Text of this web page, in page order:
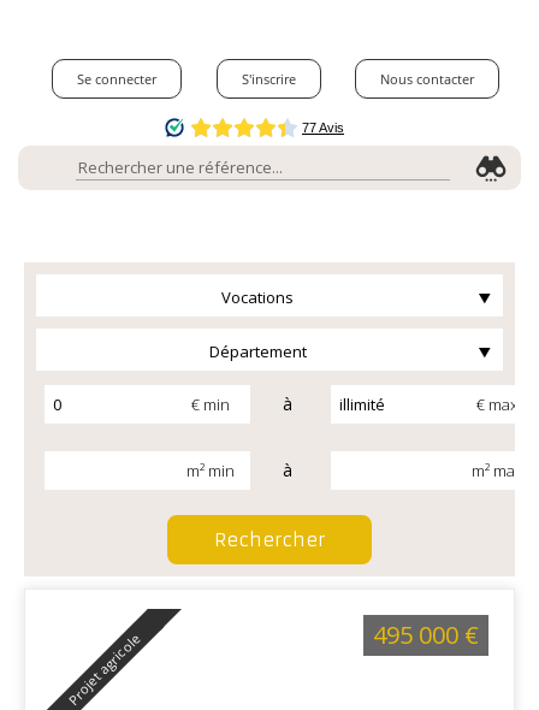
Se connecter S'inscrire Nous contacter
Vocations
Département
€ min à € max
m² min à m² max
Projet agricole 495 000 €